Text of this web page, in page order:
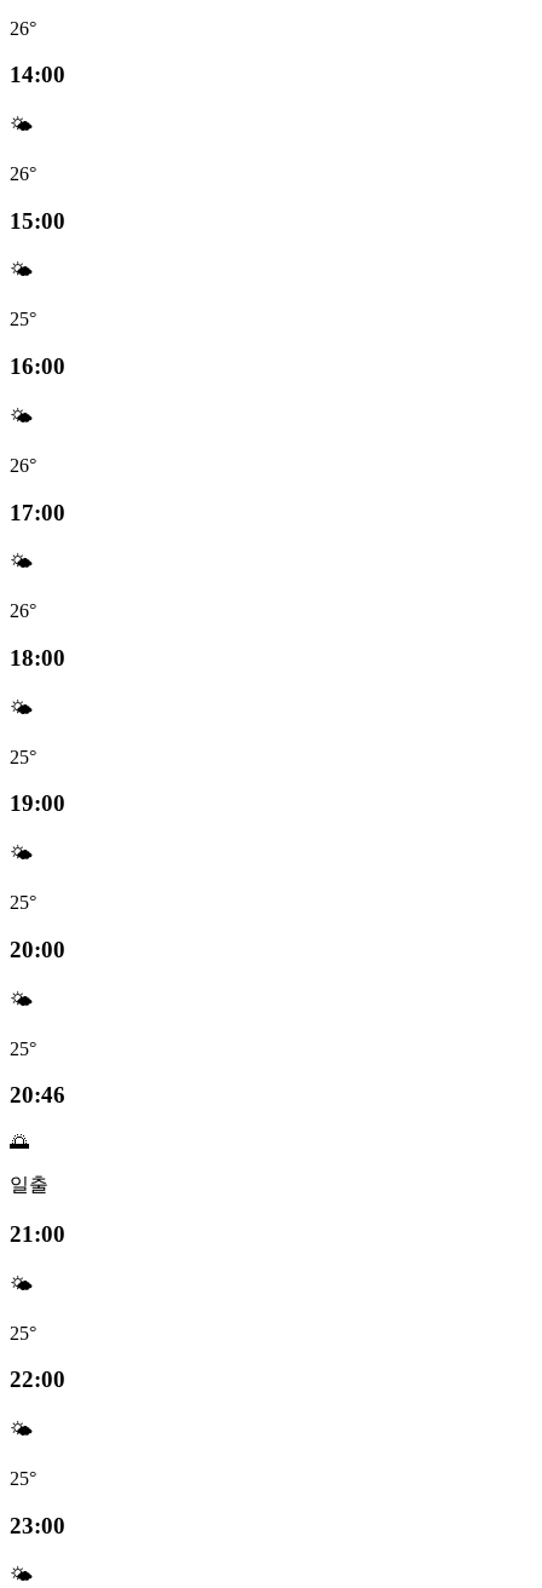
26°
14:00
🌤️
26°
15:00
🌤️
25°
16:00
🌤️
26°
17:00
🌤️
26°
18:00
🌤️
25°
19:00
🌤️
25°
20:00
🌤️
25°
20:46
🌅
일출
21:00
🌤️
25°
22:00
🌤️
25°
23:00
🌤️